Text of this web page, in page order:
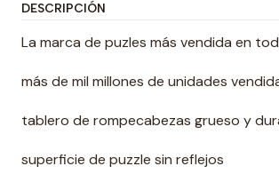
DESCRIPCIÓN
La marca de puzles más vendida en
más de mil millones de unidades
tablero de rompecabezas grueso y
superficie de puzzle sin reflejos